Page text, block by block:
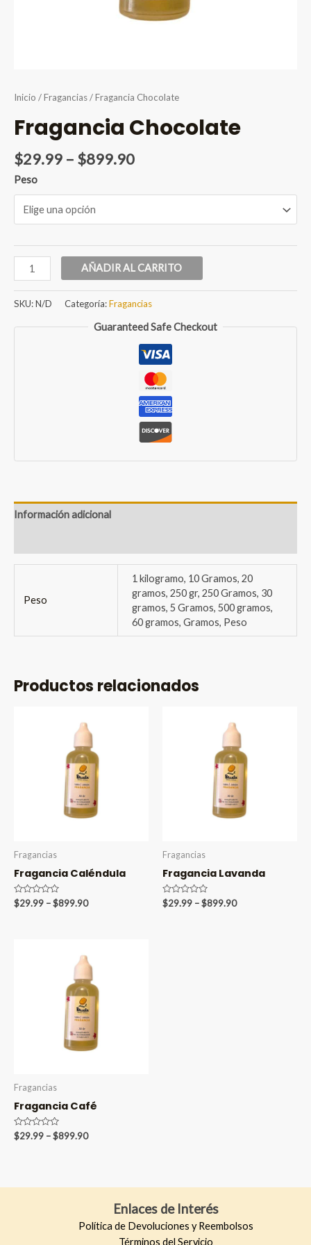
Inicio /Fragancias/ Fragancia Chocolate
Fragancia Chocolate
$29.99 – $899.90Price
$29.99
$899.90
Peso
Fragancia
Chocolate
AÑADIR AL CARRITO
SKU:N/D Categoría:Fragancias
Guaranteed Safe Checkout
Información adicional
Peso
1 kilogramo, 10 Gramos, 20
gramos, 250 gr, 250 Gramos, 30
gramos, 5 Gramos, 500 gramos,
60 gramos, Gramos, Peso
Productos relacionados
Fragancias
Fragancia Caléndula
Valorado
en
$29.99 –$899.90Price
Fragancias
Fragancia Lavanda
Valorado
en
$29.99 –$899.90Price
Fragancias
Fragancia Café
Valorado
en
$29.99 –$899.90Price
Enlaces de Interés
Política de Devoluciones y Reembolsos
Términos del Servicio